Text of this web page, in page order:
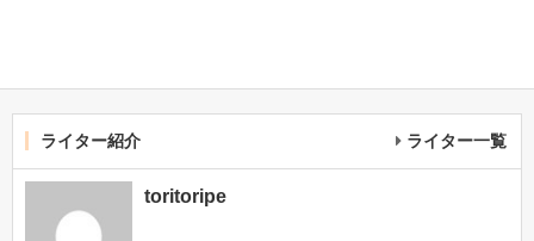
ライター紹介 ライター一覧
toritoripe